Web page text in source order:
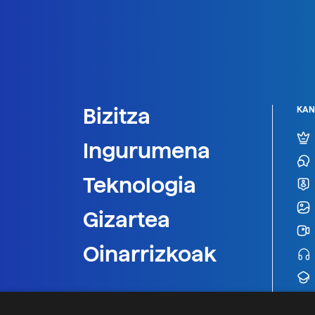
Bizitza
Ingurumena
Teknologia
Gizartea
Oinarrizkoak